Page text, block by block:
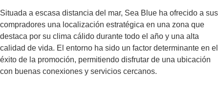
Situada a escasa distancia del mar, Sea Blue ha ofrecido a sus
compradores una localización estratégica en una zona que
destaca por su clima cálido durante todo el año y una alta
calidad de vida. El entorno ha sido un factor determinante en el
éxito de la promoción, permitiendo disfrutar de una ubicación
con buenas conexiones y servicios cercanos.